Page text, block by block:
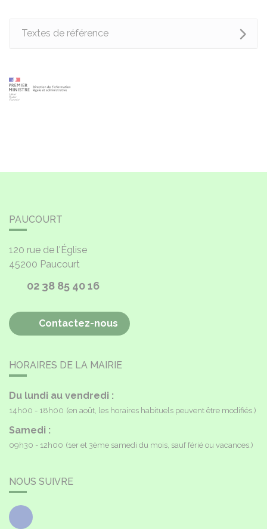
Textes de référence
PAUCOURT
120 rue de l'Église
45200 Paucourt
02 38 85 40 16
Contactez-nous
HORAIRES DE LA MAIRIE
Du lundi au vendredi :
14h00 - 18h00 (en août, les horaires habituels peuvent être modifiés.)
Samedi :
09h30 - 12h00 (1er et 3ème samedi du mois, sauf férié ou vacances.)
NOUS SUIVRE
Facebook